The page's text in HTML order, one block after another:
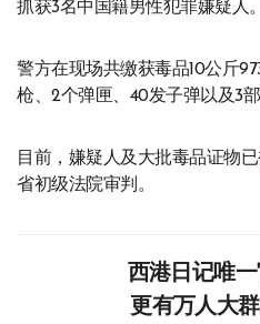
抓获3名中国籍男性犯罪嫌疑人。
警方在现场共缴获毒品10公斤
枪、2个弹匣、40发子弹以及3
目前，嫌疑人及大批毒品证物
省初级法院审判。
西港日记唯
更有万人大